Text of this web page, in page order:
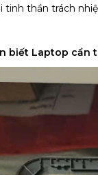
tinh thần trách
biết Laptop cần